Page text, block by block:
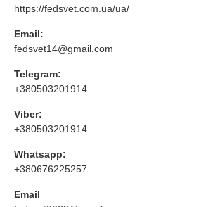
https://fedsvet.com.ua/ua/
Email:
fedsvet14@gmail.com
Telegram:
+380503201914
Viber:
+380503201914
Whatsapp:
+380676225257
Email